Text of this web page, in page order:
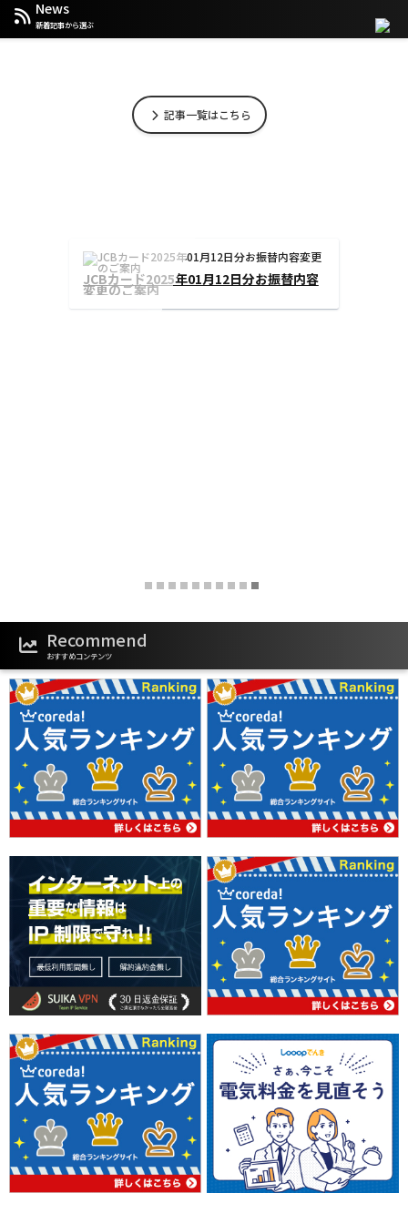
News
新着記事から選ぶ
記事一覧はこちら
のお支払い方法 JCBカード2025年01月12日分お振
変更のご案内
Recommend
おすすめコンテンツ